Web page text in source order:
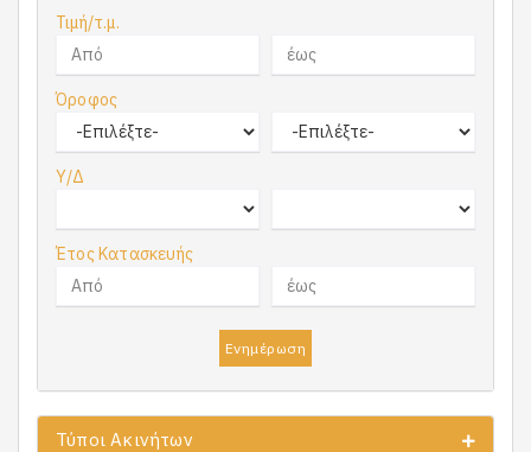
Τιμή/τ.μ.
Όροφος
Υ/Δ
Έτος Κατασκευής
Ενημέρωση
Τύποι Ακινήτων